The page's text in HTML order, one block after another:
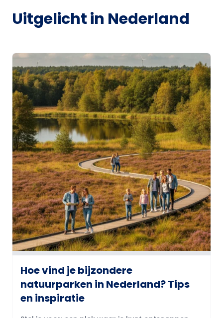
Uitgelicht in Nederland
Hoe vind je bijzondere
natuurparken in Nederland? Tips
en inspiratie